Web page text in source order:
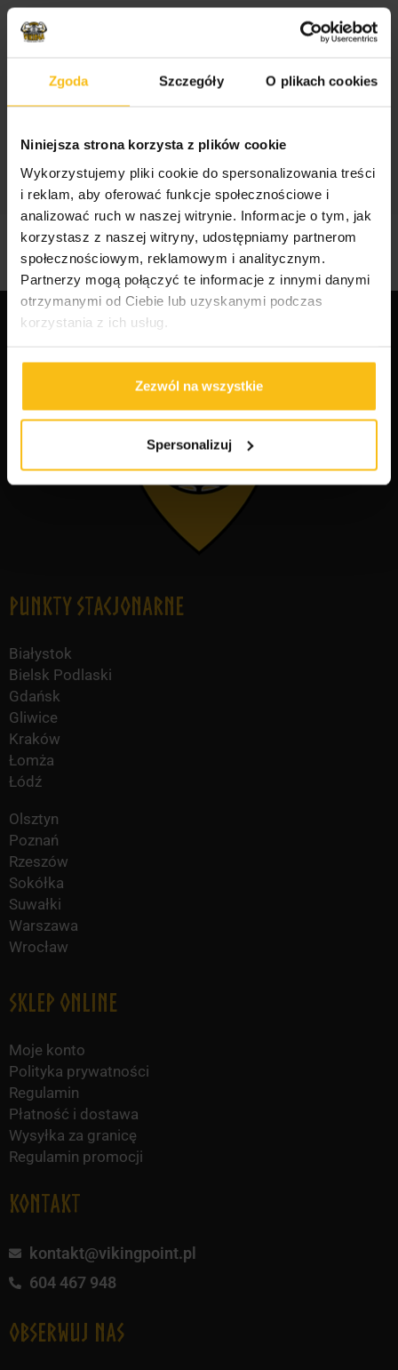
Zgoda Szczegóły O plikach cookies
Niniejsza strona korzysta z plików cookie
Wykorzystujemy pliki cookie do spersonalizowania treści
i reklam, aby oferować funkcje społecznościowe i
analizować ruch w naszej witrynie. Informacje o tym, jak
korzystasz z naszej witryny, udostępniamy partnerom
społecznościowym, reklamowym i analitycznym.
Partnerzy mogą połączyć te informacje z innymi danymi
otrzymanymi od Ciebie lub uzyskanymi podczas
korzystania z ich usług.
Zezwól na wszystkie
Spersonalizuj
Odżywki, witaminy i minerały dla sportowców i
Suplementy dla mężczyzn i kobiet
Jak wybrać odpowiednie odżywki dla
Najlepsze suplementy dla sportowców
Punkty Stacjonarne
Białystok
Bielsk Podlaski
Gdańsk
Gliwice
Kraków
Łomża
Łódź
Olsztyn
Poznań
Rzeszów
Sokółka
Suwałki
Warszawa
Wrocław
Sklep online
Moje konto
Polityka prywatności
Regulamin
Płatność i dostawa
Wysyłka za granicę
Regulamin promocji
KONTAKT
kontakt@vikingpoint.pl
604 467 948
obserwuj nas